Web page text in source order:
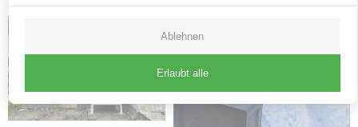
Ablehnen
Erlaubt alle